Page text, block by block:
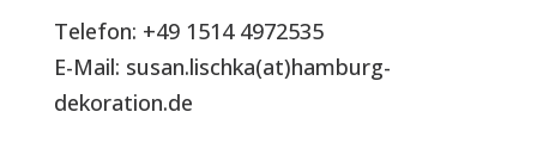
Telefon: +49 1514 4972535
E-Mail: susan.lischka(at)hamburg-
dekoration.de